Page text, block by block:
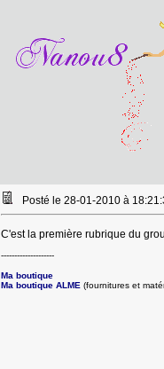
Posté le 28-01-2010 à
C'est la première rubrique du
--------------------
Ma boutique
Ma boutique ALME (fournitures et